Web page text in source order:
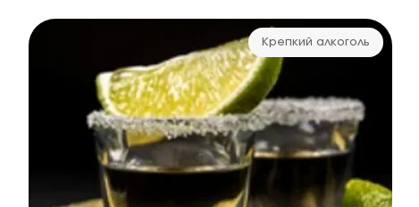
Крепкий алкоголь